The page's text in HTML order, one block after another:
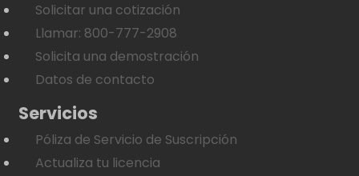
Solicitar una cotización
Llamar: 800-777-2908
Solicita una demostración
Datos de contacto
Servicios
Póliza de Servicio de Suscripción
Actualiza tu licencia